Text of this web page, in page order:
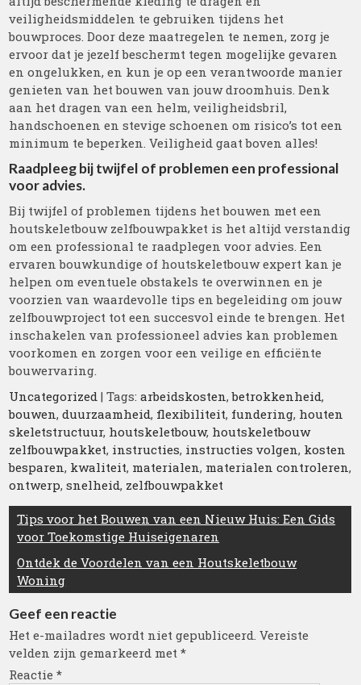
veiligheidsmiddelen te gebruiken tijdens het
bouwproces. Door deze maatregelen te nemen, zorg je
ervoor dat je jezelf beschermt tegen mogelijke gevaren
en ongelukken, en kun je op een verantwoorde manier
genieten van het bouwen van jouw droomhuis. Denk
aan het dragen van een helm, veiligheidsbril,
handschoenen en stevige schoenen om risico’s tot een
minimum te beperken. Veiligheid gaat boven alles!
Raadpleeg bij twijfel of problemen een professional
voor advies.
Bij twijfel of problemen tijdens het bouwen met een
houtskeletbouw zelfbouwpakket is het altijd verstandig
om een professional te raadplegen voor advies. Een
ervaren bouwkundige of houtskeletbouw expert kan je
helpen om eventuele obstakels te overwinnen en je
voorzien van waardevolle tips en begeleiding om jouw
zelfbouwproject tot een succesvol einde te brengen. Het
inschakelen van professioneel advies kan problemen
voorkomen en zorgen voor een veilige en efficiënte
bouwervaring.
Uncategorized | Tags:arbeidskosten,betrokkenheid,
bouwen,duurzaamheid, flexibiliteit, fundering, houten
skeletstructuur, houtskeletbouw, houtskeletbouw
zelfbouwpakket, instructies, instructies volgen, kosten
besparen, kwaliteit, materialen, materialen controleren,
ontwerp,snelheid, zelfbouwpakket
Berichtnavigatie
Tips voor het Bouwen van een Nieuw Huis: Een Gids
voor Toekomstige Huiseigenaren
Ontdek de Voordelen van een Houtskeletbouw
Woning
Geef een reactie
Het e-mailadres wordt niet gepubliceerd. Vereiste
velden zijn gemarkeerd met*
Reactie*